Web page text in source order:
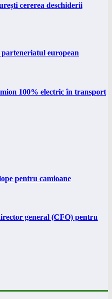
cererea deschiderii
european
100% electric în transport
pentru camioane
general (CFO) pentru